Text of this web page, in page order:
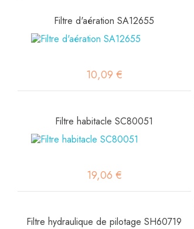
Filtre d'aération SA12655
10,09 €
Filtre habitacle SC80051
19,06 €
Filtre hydraulique de pilotage SH60719